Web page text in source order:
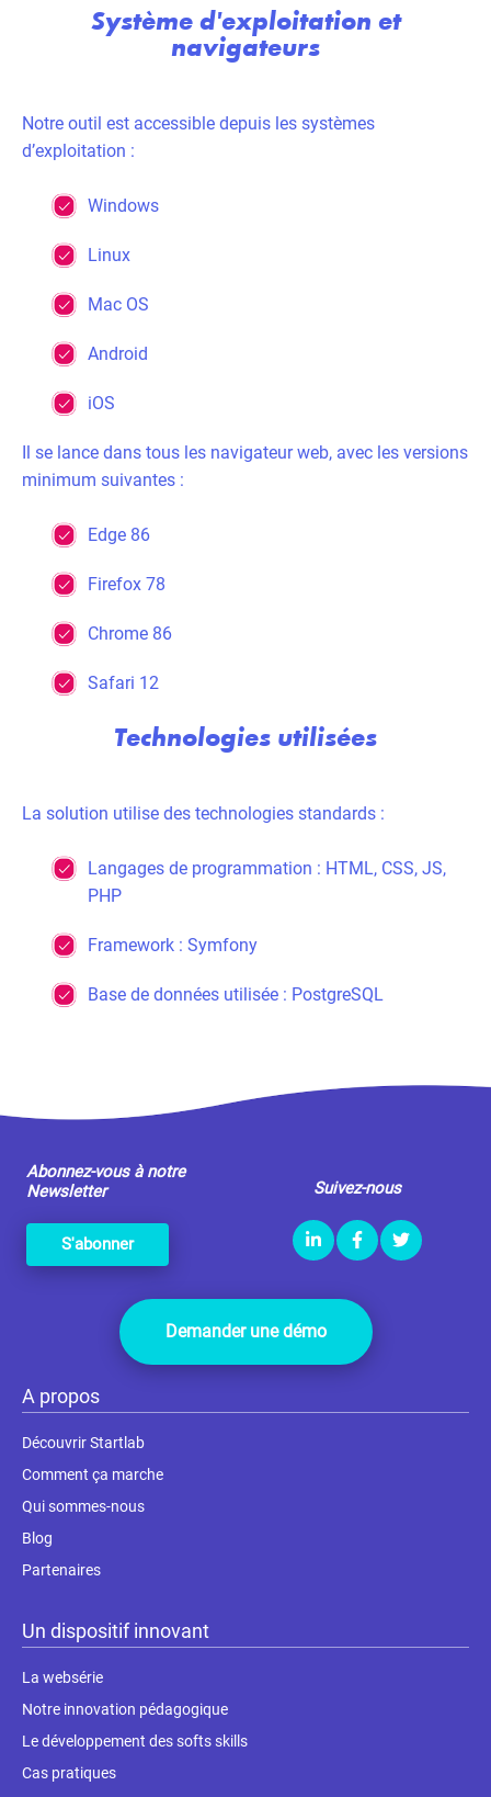
Système d'exploitation et
navigateurs
Notre outil est accessible depuis les systèmes
d’exploitation :
Windows
Linux
Mac OS
Android
iOS
Il se lance dans tous les navigateur web, avec les versions
minimum suivantes :
Edge 86
Firefox 78
Chrome 86
Safari 12
Technologies utilisées
La solution utilise des technologies standards :
Langages de programmation : HTML, CSS, JS,
PHP
Framework : Symfony
Base de données utilisée : PostgreSQL
A propos
Découvrir Startlab
Comment ça marche
Qui sommes-nous
Blog
Partenaires
Un dispositif innovant
La websérie
Notre innovation pédagogique
Le développement des softs skills
Cas pratiques
Abonnez-vous à notre
Newsletter
S'abonner
Suivez-nous
Demander une démo